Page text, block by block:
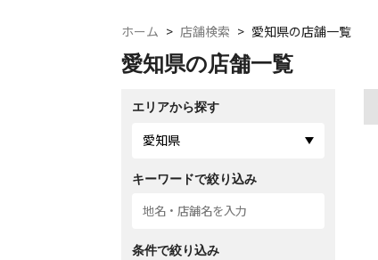
ホーム > 店舗検索 > 愛知県の店舗一覧
愛知県の店舗一覧
エリアから探す
愛知県
キーワードで絞り込み
条件で絞り込み